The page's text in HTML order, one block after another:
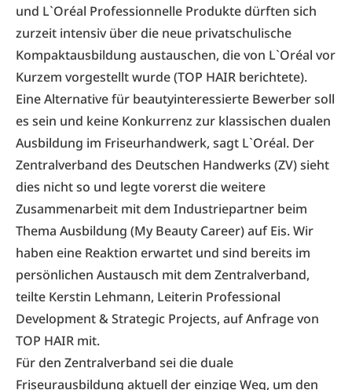
und L`Oréal Professionnelle Produkte dürften sich
zurzeit intensiv über die neue privatschulische
Kompaktausbildung austauschen, die von L`Oréal vor
Kurzem vorgestellt wurde (TOP HAIR berichtete).
Eine Alternative für beautyinteressierte Bewerber soll
es sein und keine Konkurrenz zur klassischen dualen
Ausbildung im Friseurhandwerk, sagt L`Oréal. Der
Zentralverband des Deutschen Handwerks (ZV) sieht
dies nicht so und legte vorerst die weitere
Zusammenarbeit mit dem Industriepartner beim
Thema Ausbildung (My Beauty Career) auf Eis. Wir
haben eine Reaktion erwartet und sind bereits im
persönlichen Austausch mit dem Zentralverband,
teilte Kerstin Lehmann, Leiterin Professional
Development & Strategic Projects, auf Anfrage von
TOP HAIR mit.
Für den Zentralverband sei die duale
Friseurausbildung aktuell der einzige Weg, um den